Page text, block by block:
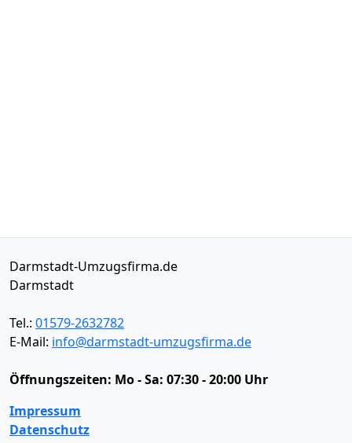
Darmstadt-Umzugsfirma.de
Darmstadt
Tel.: 01579-2632782
E-Mail: info@darmstadt-umzugsfirma.de
Öffnungszeiten: Mo - Sa: 07:30 - 20:00 Uhr
Impressum
Datenschutz